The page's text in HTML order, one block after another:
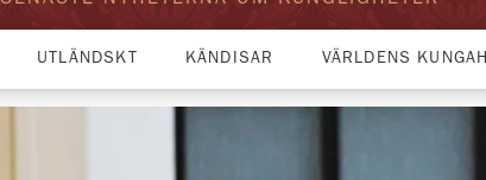
UTLÄNDSKT KÄNDISAR VÄRLDENS